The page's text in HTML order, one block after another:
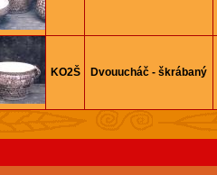
KO2Š Dvouucháč - škrábaný